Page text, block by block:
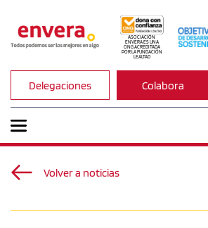
ASOCIACIÓN
ENVERA ES UNA
ONG ACREDITADA
POR LA FUNDACIÓN
LEALTAD
Delegaciones Colabora
Volver a noticias